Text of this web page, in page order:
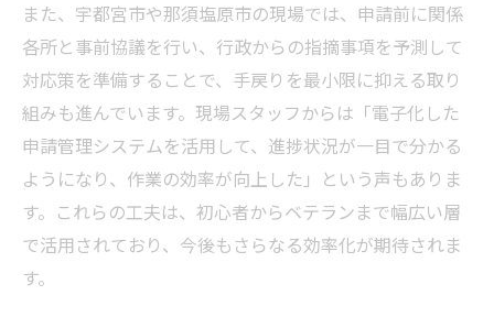
また、宇都宮市や那須塩原市の現場では、申請前に関係
各所と事前協議を行い、行政からの指摘事項を予測して
対応策を準備することで、手戻りを最小限に抑える取り
組みも進んでいます。現場スタッフからは「電子化した
申請管理システムを活用して、進捗状況が一目で分かる
ようになり、作業の効率が向上した」という声もありま
す。これらの工夫は、初心者からベテランまで幅広い層
で活用されており、今後もさらなる効率化が期待されま
す。